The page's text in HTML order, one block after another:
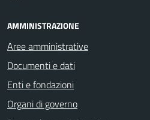
AMMINISTRAZIONE
Aree amministrative
Documenti e dati
Enti e fondazioni
Organi di governo